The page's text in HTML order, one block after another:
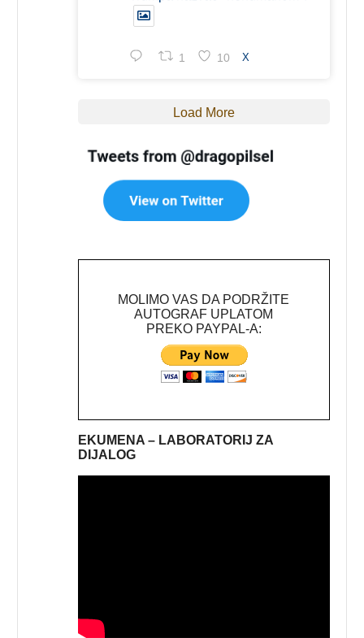
1 10 X
Load More
MOLIMO VAS DA PODRŽITE
AUTOGRAF UPLATOM
PREKO PAYPAL-A:
EKUMENA – LABORATORIJ ZA
DIJALOG